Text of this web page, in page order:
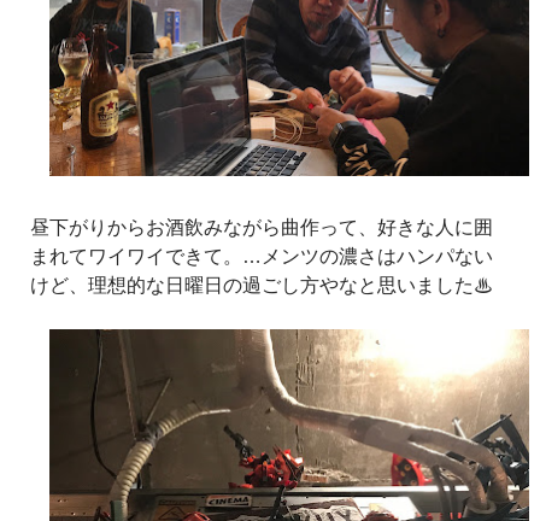
昼下がりからお酒飲みながら曲作って、好きな人に囲
まれてワイワイできて。…メンツの濃さはハンパない
けど、理想的な日曜日の過ごし方やなと思いました♨